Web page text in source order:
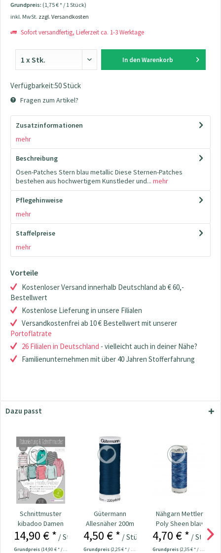
Grundpreis: (1,75 € * / 1 Stück)
inkl. MwSt. zzgl. Versandkosten
Sofort versandfertig, Lieferzeit ca. 1-3 Werktage
In den Warenkorb
Verfügbarkeit:50 Stück
Fragen zum Artikel?
Zusatzinformationen
mehr
Beschreibung
Ösen-Patches Stern blau metallic Diese Sternen-Patches
bestehen aus hochwertigem Kunstleder und... mehr
Pflegehinweise
mehr
Staffelpreise
mehr
Vorteile
Kostenloser Versand innerhalb Deutschland ab € 60,-
Bestellwert
Kostenlose Lieferung in unsere Filialen
Versandkostenfrei ab 10 € Bestellwert mit unserer
Portoflatrate
26 Filialen in Deutschland - vielleicht auch in deiner Nähe?
Familienunternehmen mit über 40 Jahren Stofferfahrung
Dazu passt
Schnittmuster
kibadoo Damen
Mix&Match
schmale...
14,90 € * / Stück
Grundpreis (14,90 € * / 1 Stück)
Gütermann
Allesnäher 200m
Fb. 013 - marine
4,50 € * / Stück
Grundpreis (2,25 € * / 100 Meter)
Nähgarn Mettler
Poly Sheen blau
200m
4,70 € * / Stück
Grundpreis (2,35 € * / 100 Meter)